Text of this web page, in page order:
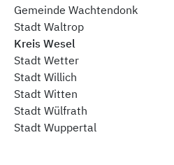
Gemeinde Wachtendonk
Stadt Waltrop
Kreis Wesel
Stadt Wetter
Stadt Willich
Stadt Witten
Stadt Wülfrath
Stadt Wuppertal